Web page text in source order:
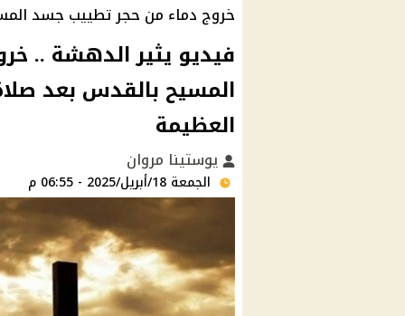
خروج دماء من حجر تطييب جسد
فيديو يثير الدهشة ..
المسيح بالقدس بعد
العظيمة
يوستينا مروان
الجمعة 18/أبريل/2025 - 06:55 م